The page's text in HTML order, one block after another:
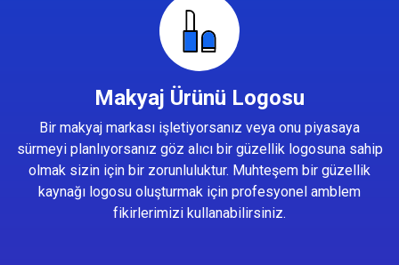
Makyaj Ürünü Logosu
Bir makyaj markası işletiyorsanız veya onu piyasaya
sürmeyi planlıyorsanız göz alıcı bir güzellik logosuna sahip
olmak sizin için bir zorunluluktur. Muhteşem bir güzellik
kaynağı logosu oluşturmak için profesyonel amblem
fikirlerimizi kullanabilirsiniz.